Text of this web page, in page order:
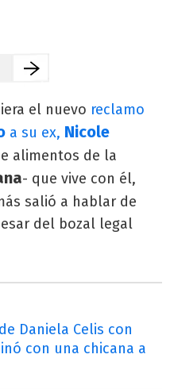
el nuevo reclamo
a su ex, Nicole
alimentos de la
- que vive con él,
salió a hablar de
del bozal legal
Daniela Celis con
con una chicana a